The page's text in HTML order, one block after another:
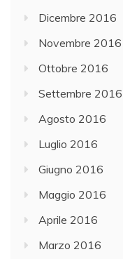
Dicembre 2016
Novembre 2016
Ottobre 2016
Settembre 2016
Agosto 2016
Luglio 2016
Giugno 2016
Maggio 2016
Aprile 2016
Marzo 2016